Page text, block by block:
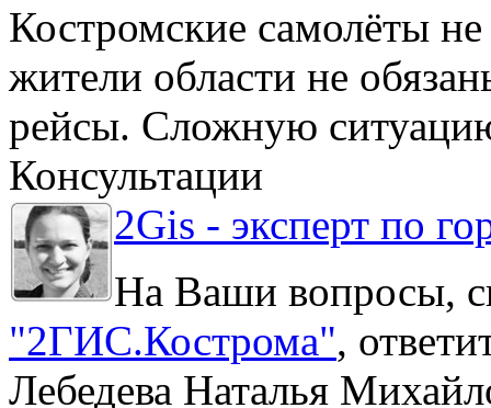
Костромские самолёты
жители области не
рейсы. Сложную
Консультации
2Gis - эксперт по
На Ваши вопросы,
"2ГИС.Кострома",
Лебедева Наталья